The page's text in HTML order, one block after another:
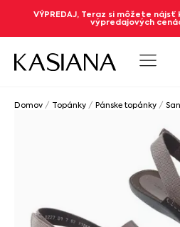
VÝPREDAJ, Teraz si môžete
výpredajových
Domov / Topánky / Pánske topánky /